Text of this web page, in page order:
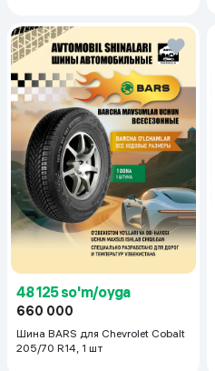
48 125 so'm/oyga
660 000
Шина BARS для Chevrolet Cobalt
205/70 R14, 1 шт